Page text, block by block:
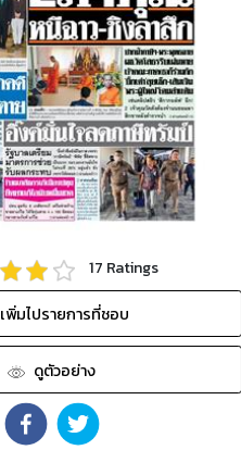
17 Ratings
เพิ่มไปรายการที่ชอบ
ดูตัวอย่าง